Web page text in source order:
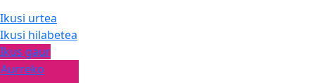
Ikusi urtea
Ikusi hilabetea
Ikus gaur
Aurreko